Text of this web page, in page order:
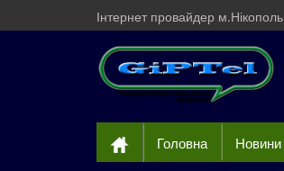
Інтернет провайдер м.Нікополь
Головна Новини